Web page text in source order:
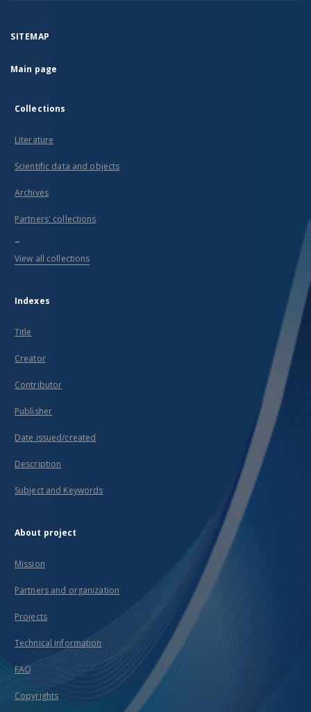
SITEMAP
Main page
Collections
Literature
Scientific data and objects
Archives
Partners' collections
...
View all collections
Indexes
Title
Creator
Contributor
Publisher
Date issued/created
Description
Subject and Keywords
About project
Mission
Partners and organization
Projects
Technical information
FAQ
Copyrights